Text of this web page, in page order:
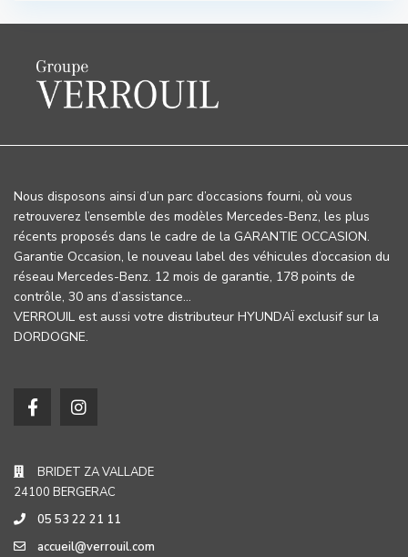
Nous disposons ainsi d’un parc d’occasions fourni, où vous
retrouverez l’ensemble des modèles Mercedes-Benz, les plus
récents proposés dans le cadre de la GARANTIE OCCASION.
Garantie Occasion, le nouveau label des véhicules d’occasion du
réseau Mercedes-Benz. 12 mois de garantie, 178 points de
contrôle, 30 ans d’assistance…
VERROUIL est aussi votre distributeur HYUNDAÏ exclusif sur la
DORDOGNE.
BRIDET ZA VALLADE
24100 BERGERAC
05 53 22 21 11
accueil@verrouil.com